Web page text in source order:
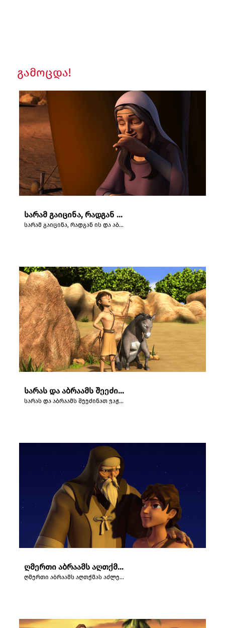
გამოცდა!
სარამ გაიცინა, რადგან ის და აბრაამი ძალიან მოხუცები იყვნენ.
სარამ გაიცინა, რადგან ის და აბრაამი ძალიან მოხუცები იყვნენ.
სარას და აბრაამს შეეძინათ ვაჟი, ისააკი.
სარას და აბრაამს შეეძინათ ვაჟი, ისააკი.
ღმერთი აბრაამს აღთქმას აძლევს.
ღმერთი აბრაამს აღთქმას აძლევს.